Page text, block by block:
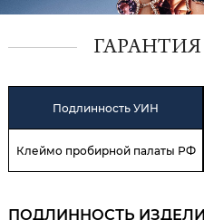
Подлинность УИН
Клеймо пробирной палаты РФ
ПОДЛИННОСТЬ